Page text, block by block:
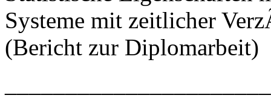
Systeme mit zeitlicher
(Bericht zur Diplomarbeit)